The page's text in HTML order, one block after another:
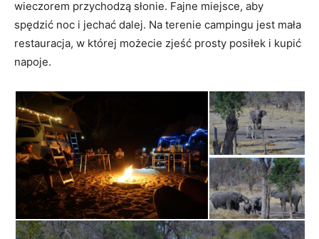
wieczorem przychodzą słonie. Fajne miejsce, aby
spędzić noc i jechać dalej. Na terenie campingu jest mała
restauracja, w której możecie zjeść prosty posiłek i kupić
napoje.